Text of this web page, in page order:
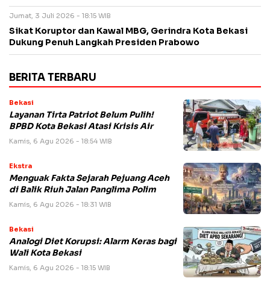
Jumat, 3 Juli 2026 - 18:15 WIB
Sikat Koruptor dan Kawal MBG, Gerindra Kota Bekasi
Dukung Penuh Langkah Presiden Prabowo
BERITA TERBARU
Bekasi
Layanan Tirta Patriot Belum Pulih!
BPBD Kota Bekasi Atasi Krisis Air
Kamis, 6 Agu 2026 - 18:54 WIB
Ekstra
Menguak Fakta Sejarah Pejuang Aceh
di Balik Riuh Jalan Panglima Polim
Kamis, 6 Agu 2026 - 18:31 WIB
Bekasi
Analogi Diet Korupsi: Alarm Keras bagi
Wali Kota Bekasi
Kamis, 6 Agu 2026 - 18:15 WIB